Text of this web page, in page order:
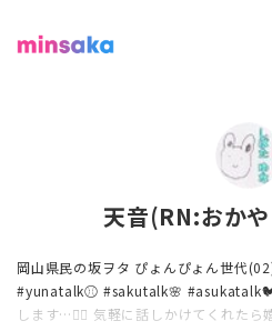
天音(RN:おか
岡山県民の坂ヲタ ぴょんぴょん世代
#yunatalk⚾️ #sakutalk🌸
します…🙇‍♂️ 気軽に話しかけてくれたら